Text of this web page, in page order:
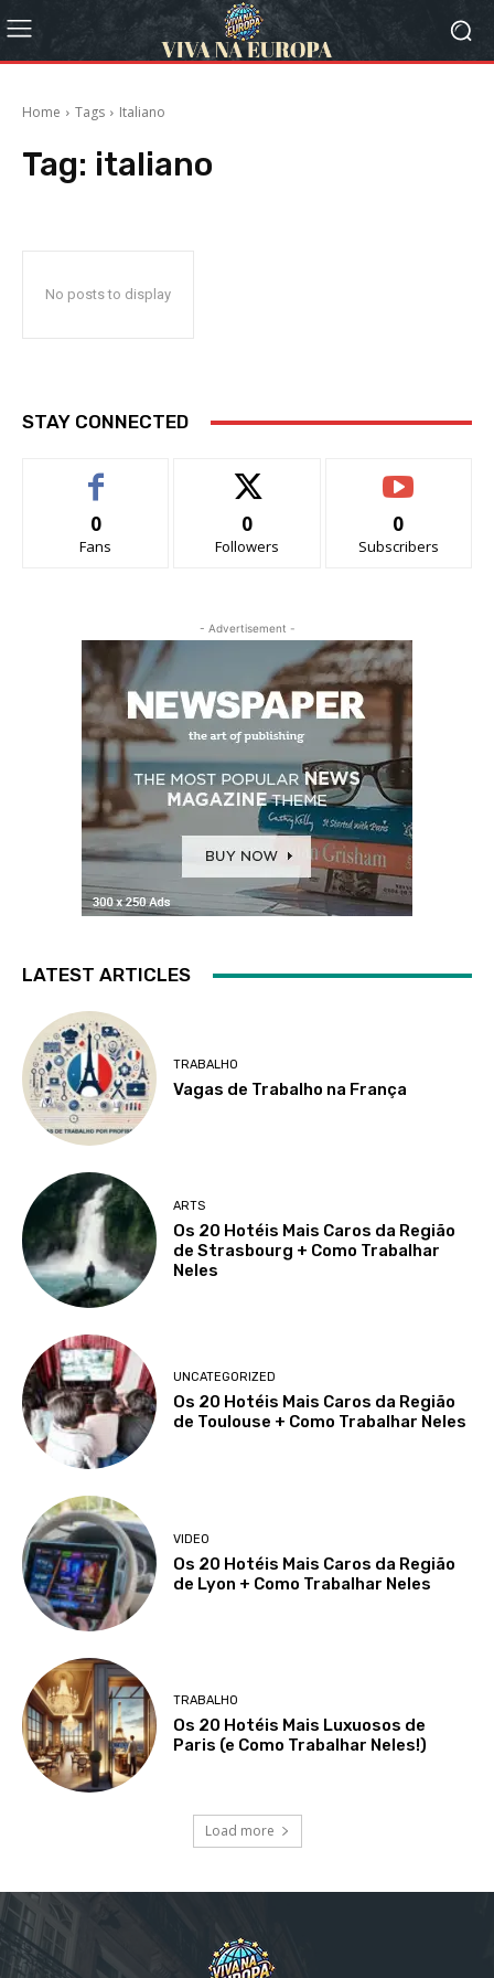
Home Tags Italiano
Tag: italiano
No posts to display
STAY CONNECTED
0
Fans
0
Followers
0
Subscribers
- Advertisement -
LATEST ARTICLES
TRABALHO
Vagas de Trabalho na França
ARTS
Os 20 Hotéis Mais Caros da Região
de Strasbourg + Como Trabalhar
Neles
UNCATEGORIZED
Os 20 Hotéis Mais Caros da Região
de Toulouse + Como Trabalhar Neles
VIDEO
Os 20 Hotéis Mais Caros da Região
de Lyon + Como Trabalhar Neles
TRABALHO
Os 20 Hotéis Mais Luxuosos de
Paris (e Como Trabalhar Neles!)
Load more